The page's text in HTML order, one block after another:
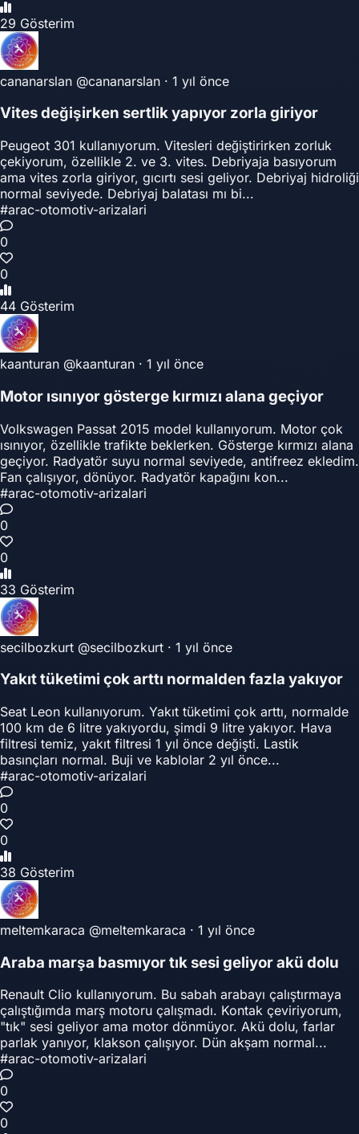
29 Gösterim
cananarslan @cananarslan · 1 yıl önce
Vites değişirken sertlik yapıyor zorla giriyor
Peugeot 301 kullanıyorum. Vitesleri değiştirirken zorluk
çekiyorum, özellikle 2. ve 3. vites. Debriyaja basıyorum
ama vites zorla giriyor, gıcırtı sesi geliyor. Debriyaj hidroliği
normal seviyede. Debriyaj balatası mı bi...
#arac-otomotiv-arizalari
0
0
44 Gösterim
kaanturan @kaanturan · 1 yıl önce
Motor ısınıyor gösterge kırmızı alana geçiyor
Volkswagen Passat 2015 model kullanıyorum. Motor çok
ısınıyor, özellikle trafikte beklerken. Gösterge kırmızı alana
geçiyor. Radyatör suyu normal seviyede, antifreez ekledim.
Fan çalışıyor, dönüyor. Radyatör kapağını kon...
#arac-otomotiv-arizalari
0
0
33 Gösterim
secilbozkurt @secilbozkurt · 1 yıl önce
Yakıt tüketimi çok arttı normalden fazla yakıyor
Seat Leon kullanıyorum. Yakıt tüketimi çok arttı, normalde
100 km de 6 litre yakıyordu, şimdi 9 litre yakıyor. Hava
filtresi temiz, yakıt filtresi 1 yıl önce değişti. Lastik
basınçları normal. Buji ve kablolar 2 yıl önce...
#arac-otomotiv-arizalari
0
0
38 Gösterim
meltemkaraca @meltemkaraca · 1 yıl önce
Araba marşa basmıyor tık sesi geliyor akü dolu
Renault Clio kullanıyorum. Bu sabah arabayı çalıştırmaya
çalıştığımda marş motoru çalışmadı. Kontak çeviriyorum,
"tık" sesi geliyor ama motor dönmüyor. Akü dolu, farlar
parlak yanıyor, klakson çalışıyor. Dün akşam normal...
#arac-otomotiv-arizalari
0
0